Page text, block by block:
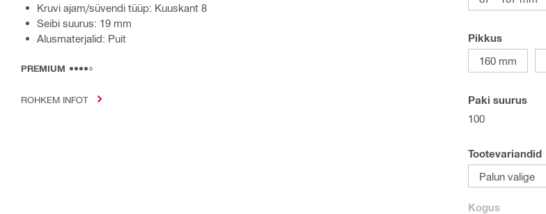
Kruvi ajam/süvendi tüüp: Kuuskant 8
Seibi suurus: 19 mm
Alusmaterjalid: Puit
PREMIUM
ROHKEM INFOT
Pikkus
160 mm
Paki suurus
100
Tootevariandid
Palun valige
Kogus